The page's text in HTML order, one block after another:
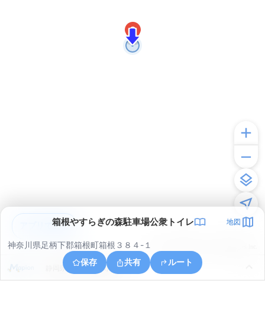
箱根やすらぎの森駐車場公衆トイレ 地図
神奈川県足柄下郡箱根町箱根３８４-１
保存
共有 ルート
静岡県田方郡函南町桑原
アプリで見る